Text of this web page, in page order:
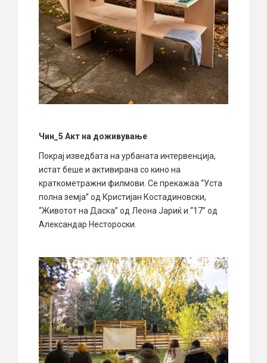
Чин_5 Акт на доживување
Покрај изведбата на урбаната интервенција,
истат беше и активирана со кино на
краткометражни филмови. Се прекажаа “Уста
полна земја” од Кристијан Костадиновски,
“Животот на Даска” од Леона Јариќ и “17” од
Александар Нестороски.